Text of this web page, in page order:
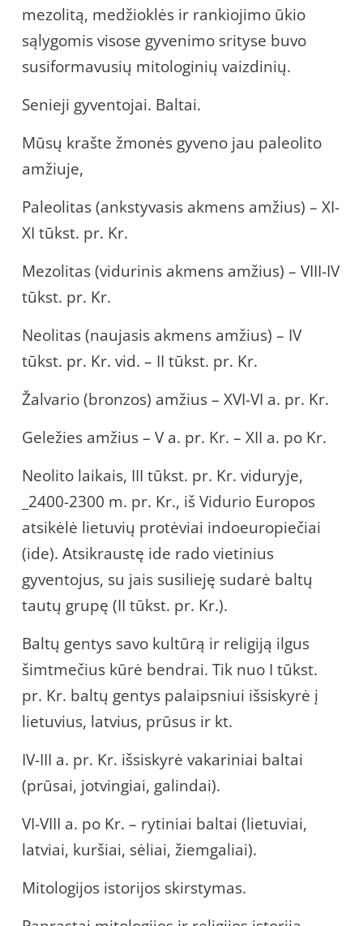
mezolitą, medžioklės ir rankiojimo ūkio
sąlygomis visose gyvenimo srityse buvo
susiformavusių mitologinių vaizdinių.
Senieji gyventojai. Baltai.
Mūsų krašte žmonės gyveno jau paleolito
amžiuje,
Paleolitas (ankstyvasis akmens amžius) – XI-
XI tūkst. pr. Kr.
Mezolitas (vidurinis akmens amžius) – VIII-IV
tūkst. pr. Kr.
Neolitas (naujasis akmens amžius) – IV
tūkst. pr. Kr. vid. – II tūkst. pr. Kr.
Žalvario (bronzos) amžius – XVI-VI a. pr. Kr.
Geležies amžius – V a. pr. Kr. – XII a. po Kr.
Neolito laikais, III tūkst. pr. Kr. viduryje,
_2400-2300 m. pr. Kr., iš Vidurio Europos
atsikėlė lietuvių protėviai indoeuropiečiai
(ide). Atsikraustę ide rado vietinius
gyventojus, su jais susilieję sudarė baltų
tautų grupę (II tūkst. pr. Kr.).
Baltų gentys savo kultūrą ir religiją ilgus
šimtmečius kūrė bendrai. Tik nuo I tūkst.
pr. Kr. baltų gentys palaipsniui išsiskyrė į
lietuvius, latvius, prūsus ir kt.
IV-III a. pr. Kr. išsiskyrė vakariniai baltai
(prūsai, jotvingiai, galindai).
VI-VIII a. po Kr. – rytiniai baltai (lietuviai,
latviai, kuršiai, sėliai, žiemgaliai).
Mitologijos istorijos skirstymas.